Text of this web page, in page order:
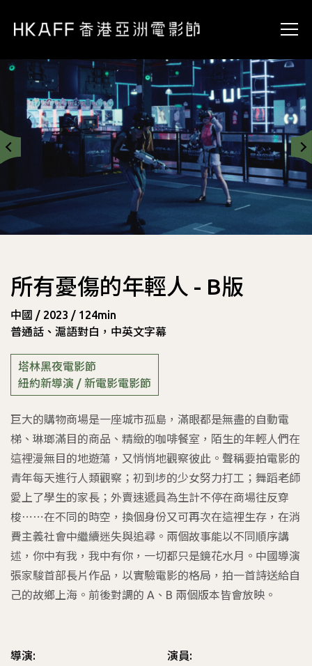
所有憂傷的年輕人 - B版
中國 / 2023 / 124min
普通話、滬語對白，中英文字幕
塔林黑夜電影節
紐約新導演 / 新電影電影節
巨大的購物商場是一座城市孤島，滿眼都是無盡的自動電
梯、琳瑯滿目的商品、精緻的咖啡餐室，陌生的年輕人們在
這裡漫無目的地遊蕩，又悄悄地觀察彼此。聲稱要拍電影的
青年每天進行人類觀察；初到埗的少女努力打工；舞蹈老師
愛上了學生的家長；外賣速遞員為生計不停在商場往反穿
梭⋯⋯在不同的時空，換個身份又可再次在這裡生存，在消
費主義社會中繼續迷失與追尋。兩個故事能以不同順序講
述，你中有我，我中有你，一切都只是鏡花水月。中國導演
張家駿首部長片作品，以實驗電影的格局，拍一首詩送給自
己的故鄉上海。前後對調的 A、B 兩個版本皆會放映。
導演: 演員: